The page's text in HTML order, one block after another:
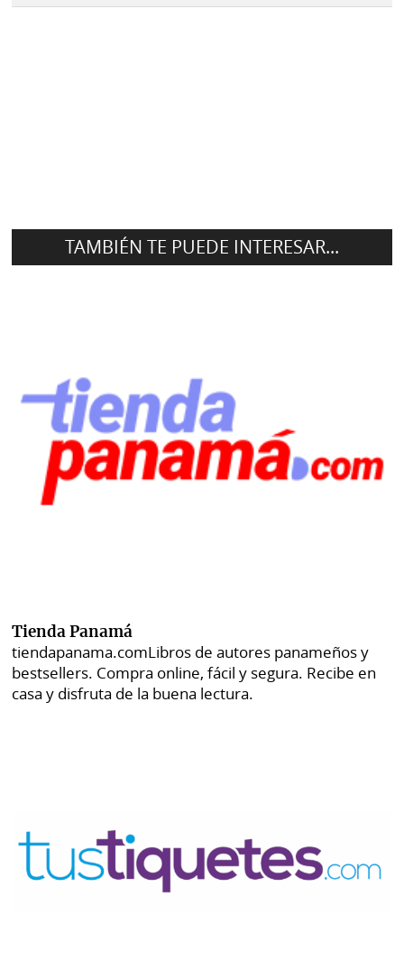
TAMBIÉN TE PUEDE INTERESAR...
Tienda Panamá
tiendapanama.comLibros de autores panameños y
bestsellers. Compra online, fácil y segura. Recibe en
casa y disfruta de la buena lectura.